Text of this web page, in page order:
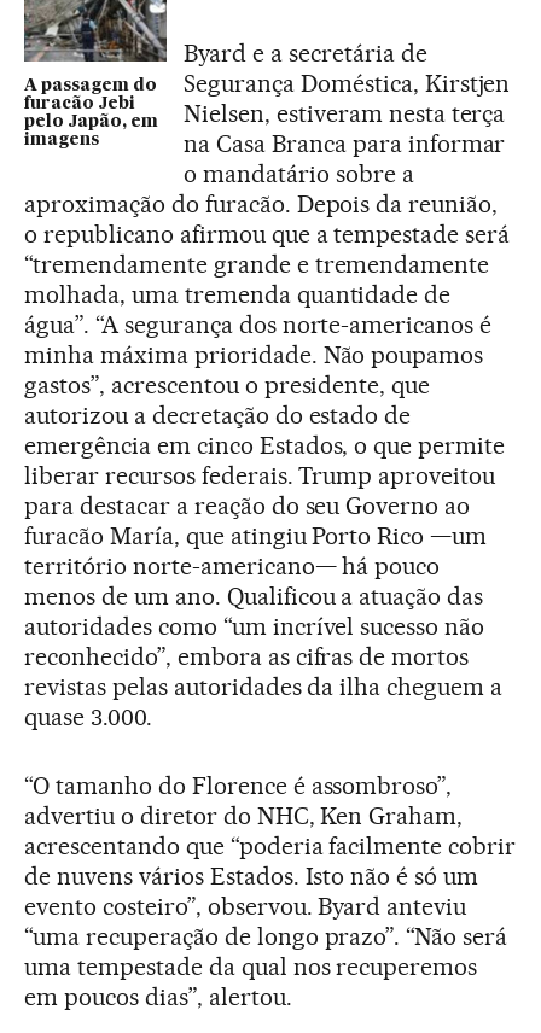
A passagem do
furacão Jebi
pelo Japão, em
imagens
Byard e a secretária de
Segurança Doméstica, Kirstjen
Nielsen, estiveram nesta terça
na Casa Branca para informar
o mandatário sobre a
aproximação do furacão. Depois da reunião,
o republicano afirmou que a tempestade será
“tremendamente grande e tremendamente
molhada, uma tremenda quantidade de
água”. “A segurança dos norte-americanos é
minha máxima prioridade. Não poupamos
gastos”, acrescentou o presidente, que
autorizou a decretação do estado de
emergência em cinco Estados, o que permite
liberar recursos federais. Trump aproveitou
para destacar a reação do seu Governo ao
furacão María, que atingiu Porto Rico —um
território norte-americano— há pouco
menos de um ano. Qualificou a atuação das
autoridades como “um incrível sucesso não
reconhecido”, embora as cifras de mortos
revistas pelas autoridades da ilha cheguem a
quase 3.000.
“O tamanho do Florence é assombroso”,
advertiu o diretor do NHC, Ken Graham,
acrescentando que “poderia facilmente cobrir
de nuvens vários Estados. Isto não é só um
evento costeiro”, observou. Byard anteviu
“uma recuperação de longo prazo”. “Não será
uma tempestade da qual nos recuperemos
em poucos dias”, alertou.